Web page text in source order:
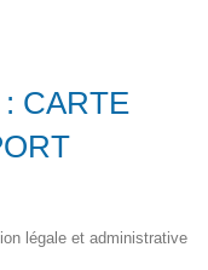
CARTE
légale et administrative